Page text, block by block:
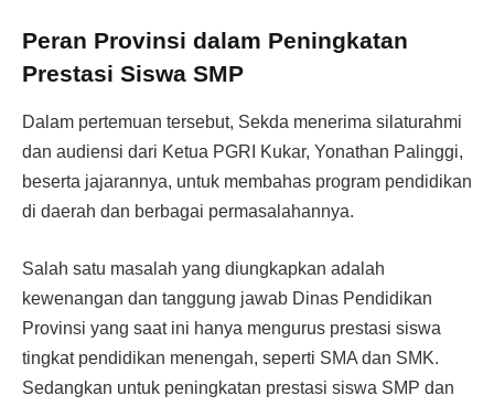
Peran Provinsi dalam Peningkatan
Prestasi Siswa SMP
Dalam pertemuan tersebut, Sekda menerima silaturahmi
dan audiensi dari Ketua PGRI Kukar, Yonathan Palinggi,
beserta jajarannya, untuk membahas program pendidikan
di daerah dan berbagai permasalahannya.
Salah satu masalah yang diungkapkan adalah
kewenangan dan tanggung jawab Dinas Pendidikan
Provinsi yang saat ini hanya mengurus prestasi siswa
tingkat pendidikan menengah, seperti SMA dan SMK.
Sedangkan untuk peningkatan prestasi siswa SMP dan